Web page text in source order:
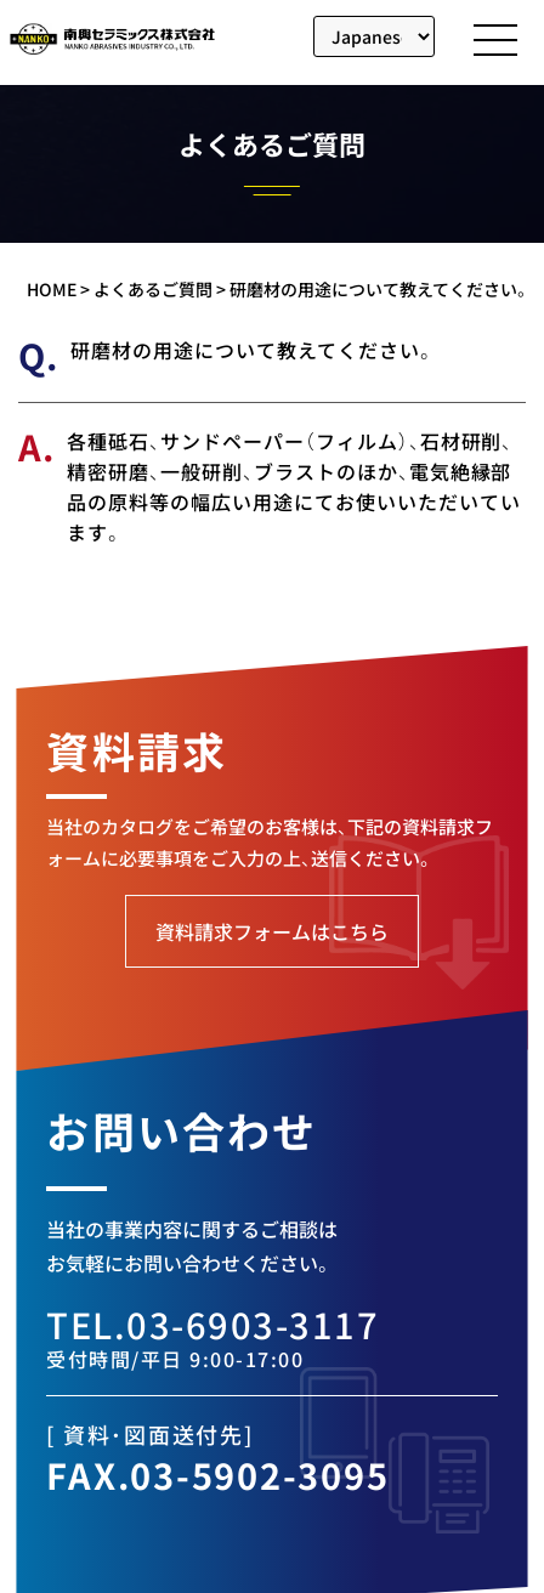
南
セ
TOP
ー
ま
よくあるご質問
HOME> よくあるご質問 >研磨材の用途について教えてください。
Q. 研磨材の用途について教えてください。
A. 各種砥石、サンドペーパー（フィルム）、石材研削、
精密研磨、一般研削、ブラストのほか、電気絶縁部
品の原料等の幅広い用途にてお使いいただいてい
ます。
資料請求
当社のカタログをご希望のお客様は、下記の資料請求フ
ォームに必要事項をご入力の上、送信ください。
資料請求フォームはこちら
お問い合わせ
当社の事業内容に関するご相談は
お気軽にお問い合わせください。
TEL.03-6903-3117
受付時間/平日 9:00-17:00
[ 資料・図面送付先]
FAX.03-5902-3095